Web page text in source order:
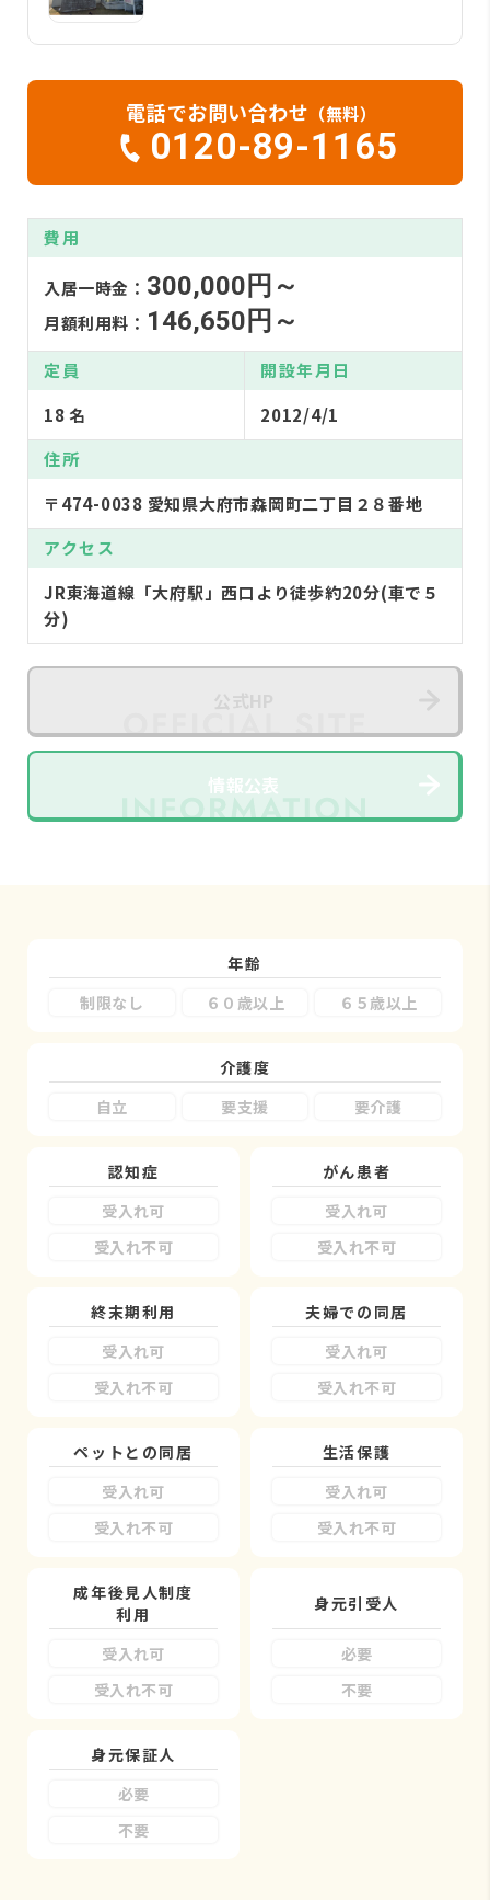
電話でお問い合わせ （無料）
0120-89-1165
費用
入居一時金： 300,000円～
月額利用料： 146,650円～
定員
18 名
開設年月日
2012/4/1
住所
〒474-0038 愛知県大府市森岡町二丁目２８番地
アクセス
JR東海道線「大府駅」西口より徒歩約20分(車で５
分)
情報公表
年齢
制限なし
６０歳以上 ６５歳以上
介護度
自立
要支援 要介護
認知症
受入れ可
受入れ不可
がん患者
受入れ可
受入れ不可
終末期利用
受入れ可
受入れ不可
夫婦での同居
受入れ可
受入れ不可
ペットとの同居
受入れ可
受入れ不可
生活保護
受入れ可
受入れ不可
成年後見人制度
利用
受入れ可
受入れ不可
身元引受人
必要
不要
身元保証人
必要
不要